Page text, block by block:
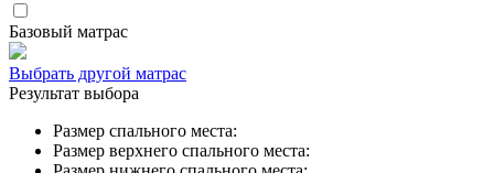
Базовый матрас
Выбрать другой матрас
Результат выбора
Размер спального места:
Размер верхнего спального места: